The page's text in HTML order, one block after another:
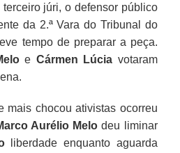
júri, o defensor público
da 2.ª Vara do Tribunal do
tempo de preparar a peça.
e Cármen Lúcia votaram
mais chocou ativistas ocorreu
Aurélio Melo deu liminar
liberdade enquanto aguarda